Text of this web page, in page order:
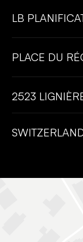
LB
PLACE DU
2523